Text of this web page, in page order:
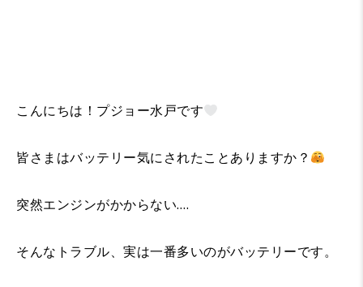
こんにちは！プジョー水戸です
皆さまはバッテリー気にされたことありますか？
突然エンジンがかからない….
そんなトラブル、実は一番多いのがバッテリーです。